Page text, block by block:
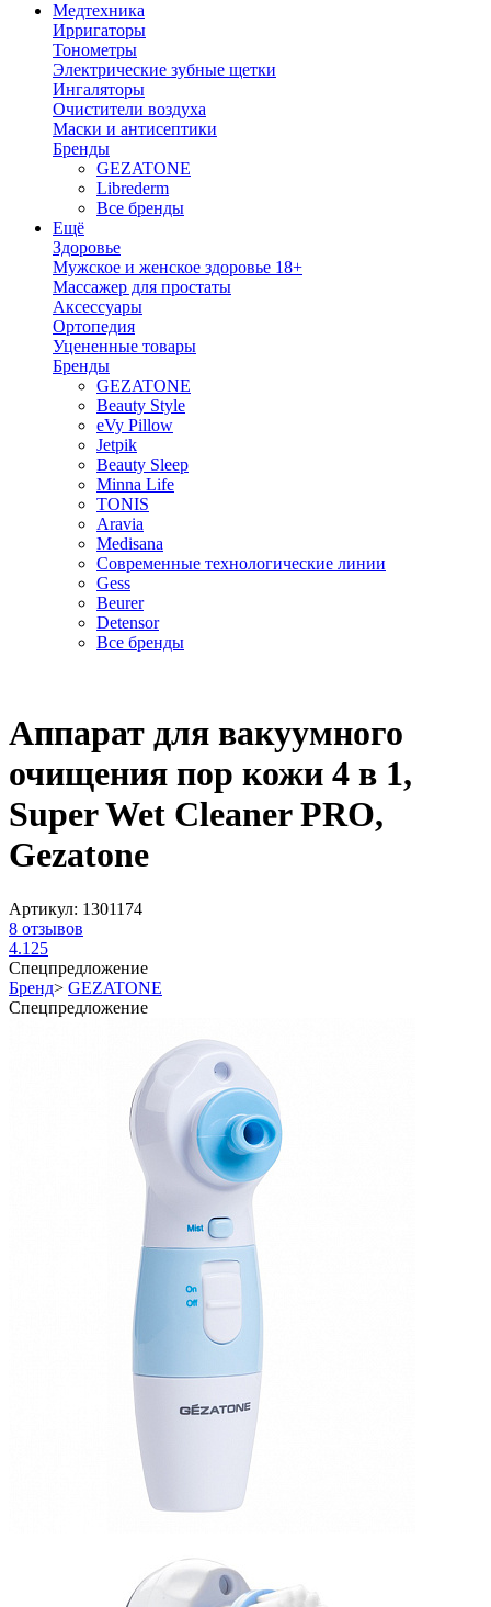
Медтехника
Ирригаторы
Тонометры
Электрические зубные щетки
Ингаляторы
Очистители воздуха
Маски и антисептики
Бренды
GEZATONE
Librederm
Все бренды
Ещё
Здоровье
Мужское и женское здоровье 18+
Массажер для простаты
Аксессуары
Ортопедия
Уцененные товары
Бренды
GEZATONE
Beauty Style
eVy Pillow
Jetpik
Beauty Sleep
Minna Life
TONIS
Aravia
Medisana
Современные технологические линии
Gess
Beurer
Detensor
Все бренды
Аппарат для вакуумного
очищения пор кожи 4 в 1,
Super Wet Cleaner PRO,
Gezatone
Артикул: 1301174
8 отзывов
4.125
Спецпредложение
Бренд> GEZATONE
Спецпредложение